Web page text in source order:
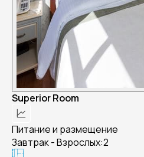
Superior Room
Питание и размещение
Завтрак - Взрослых:2